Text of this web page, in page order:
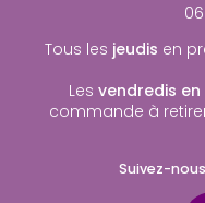
Tous les jeudis en
Les vendredis
commande à
Suivez-